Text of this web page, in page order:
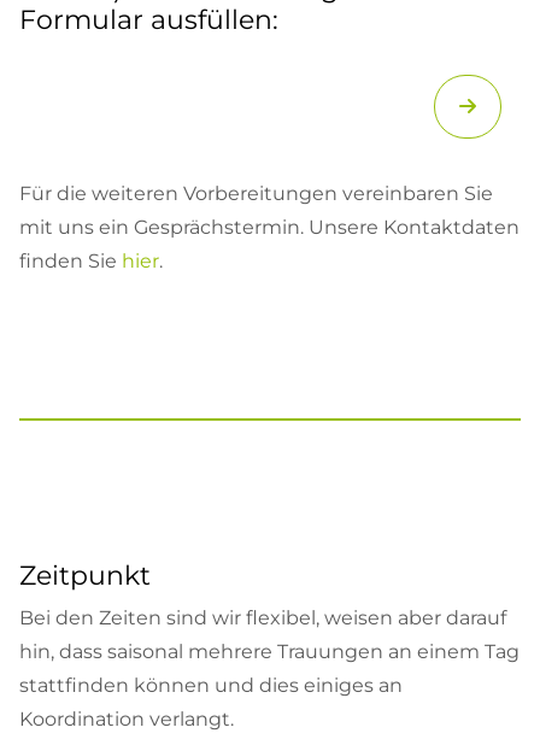
Formular ausfüllen:
Für die weiteren Vorbereitungen vereinbaren Sie
mit uns ein Gesprächstermin. Unsere Kontaktdaten
finden Sie hier.
Zeitpunkt
Bei den Zeiten sind wir flexibel, weisen aber darauf
hin, dass saisonal mehrere Trauungen an einem Tag
stattfinden können und dies einiges an
Koordination verlangt.